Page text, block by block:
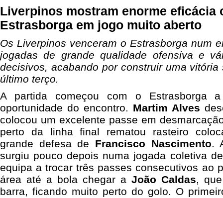
Liverpinos mostram enorme eficácia
Estrasborga em jogo muito aberto
Os Liverpinos venceram o Estrasborga num
jogadas de grande qualidade ofensiva e
decisivos, acabando por construir uma
último terço.
A partida começou com o Estrasborga
oportunidade do encontro. Martim Alves
colocou um excelente passe em
perto da linha final rematou rasteiro
grande defesa de Francisco Nascimento.
surgiu pouco depois numa jogada coletiva
equipa a trocar três passes consecutivos ao
área até a bola chegar a João Caldas,
barra, ficando muito perto do golo. O